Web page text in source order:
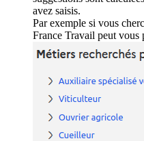
avez saisis.
Par exemple si vous
France Travail peut vous